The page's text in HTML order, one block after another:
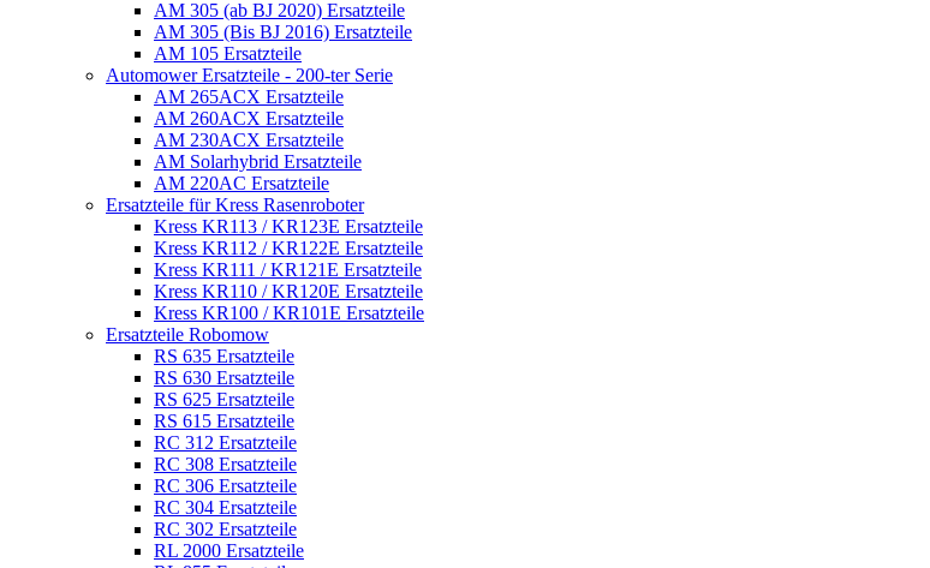
AM 305 (ab BJ 2020) Ersatzteile
AM 305 (Bis BJ 2016) Ersatzteile
AM 105 Ersatzteile
Automower Ersatzteile - 200-ter Serie
AM 265ACX Ersatzteile
AM 260ACX Ersatzteile
AM 230ACX Ersatzteile
AM Solarhybrid Ersatzteile
AM 220AC Ersatzteile
Ersatzteile für Kress Rasenroboter
Kress KR113 / KR123E Ersatzteile
Kress KR112 / KR122E Ersatzteile
Kress KR111 / KR121E Ersatzteile
Kress KR110 / KR120E Ersatzteile
Kress KR100 / KR101E Ersatzteile
Ersatzteile Robomow
RS 635 Ersatzteile
RS 630 Ersatzteile
RS 625 Ersatzteile
RS 615 Ersatzteile
RC 312 Ersatzteile
RC 308 Ersatzteile
RC 306 Ersatzteile
RC 304 Ersatzteile
RC 302 Ersatzteile
RL 2000 Ersatzteile